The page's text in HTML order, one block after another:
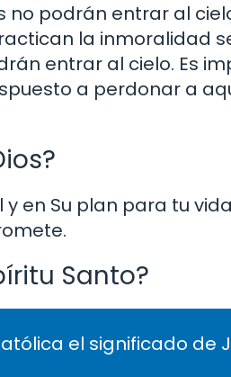
no podrán entrar al
la inmoralidad
entrar al cielo. Es
a perdonar a
en Su plan para tu
Santo?
el significado de